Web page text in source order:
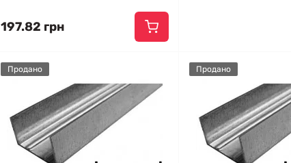
197.82 грн
Продано Продано